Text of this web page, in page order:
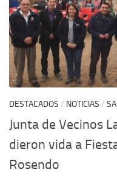
DESTACADOS / NOTICIAS /
Junta de Vecinos
dieron vida a
Rosendo